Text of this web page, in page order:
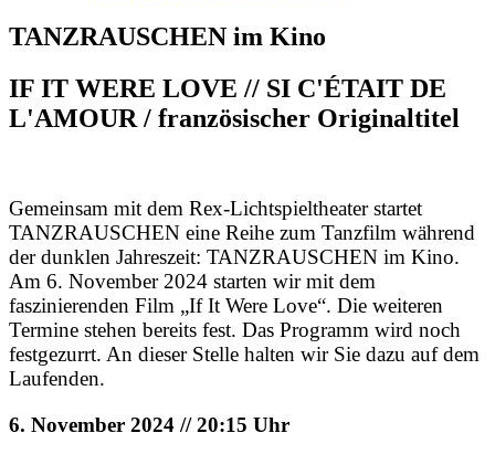
TANZRAUSCHEN im Kino
IF IT WERE LOVE // SI C'ÉTAIT DE
L'AMOUR / französischer Originaltitel
Gemeinsam mit dem Rex-Lichtspieltheater startet
TANZRAUSCHEN eine Reihe zum Tanzfilm während
der dunklen Jahreszeit: TANZRAUSCHEN im Kino.
Am 6. November 2024 starten wir mit dem
faszinierenden Film „If It Were Love“. Die weiteren
Termine stehen bereits fest. Das Programm wird noch
festgezurrt. An dieser Stelle halten wir Sie dazu auf dem
Laufenden.
6. November 2024 // 20:15 Uhr